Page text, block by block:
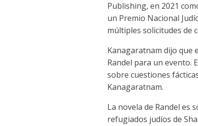
Publishing, en 2021
un Premio Nacional
múltiples solicitudes de
Kanagaratnam dijo que
Randel para un evento.
sobre cuestiones
Kanagaratnam.
La novela de Randel es
refugiados judíos de